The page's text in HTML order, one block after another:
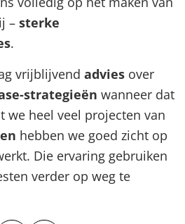
–sterke
.
vrijblijvendadvies over
strategieën wanneer dat
we heel veel projecten van
hebben we goed zicht op
Die ervaring gebruiken
verder op weg te